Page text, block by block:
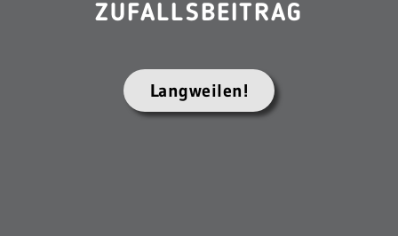
ZUFALLSBEITRAG
Langweilen!